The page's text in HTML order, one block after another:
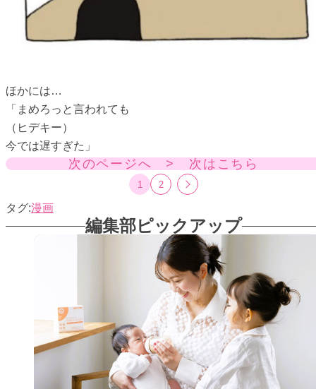
ほかには…
「まめろっと言われても
（ヒデキー）
今では遅すぎた」
次のページへ > 次はこちら
1 2
漫画
編集部ピックアップ